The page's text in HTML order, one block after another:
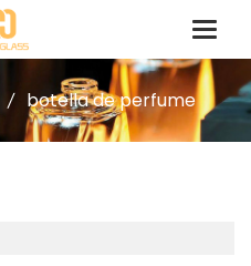
botella de perfume